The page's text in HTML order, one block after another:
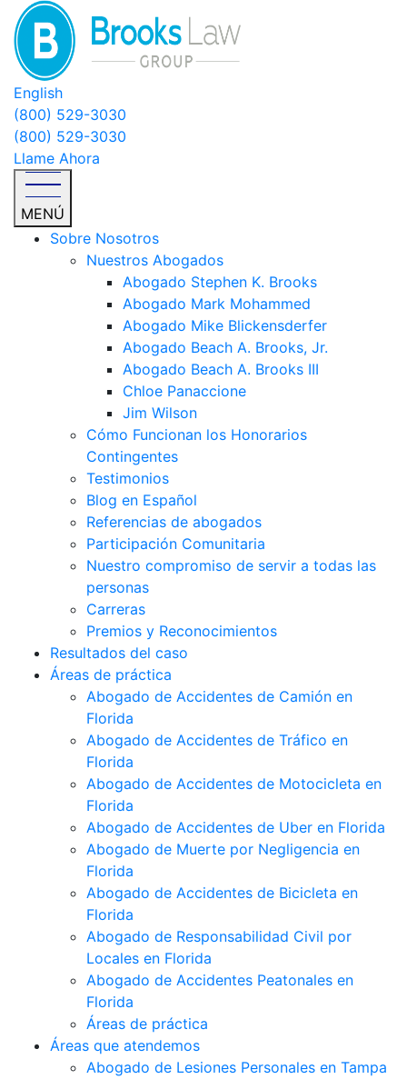
English
(800) 529-3030
(800) 529-3030
Llame Ahora
MENÚ
Sobre Nosotros
Nuestros Abogados
Abogado Stephen K. Brooks
Abogado Mark Mohammed
Abogado Mike Blickensderfer
Abogado Beach A. Brooks, Jr.
Abogado Beach A. Brooks III
Chloe Panaccione
Jim Wilson
Cómo Funcionan los Honorarios
Contingentes
Testimonios
Blog en Español
Referencias de abogados
Participación Comunitaria
Nuestro compromiso de servir a todas las
personas
Carreras
Premios y Reconocimientos
Resultados del caso
Áreas de práctica
Abogado de Accidentes de Camión en
Florida
Abogado de Accidentes de Tráfico en
Florida
Abogado de Accidentes de Motocicleta en
Florida
Abogado de Accidentes de Uber en Florida
Abogado de Muerte por Negligencia en
Florida
Abogado de Accidentes de Bicicleta en
Florida
Abogado de Responsabilidad Civil por
Locales en Florida
Abogado de Accidentes Peatonales en
Florida
Áreas de práctica
Áreas que atendemos
Abogado de Lesiones Personales en Tampa